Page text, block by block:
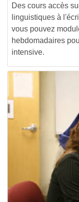
Des cours accès
linguistiques à
vous pouvez
hebdomadaires
intensive.